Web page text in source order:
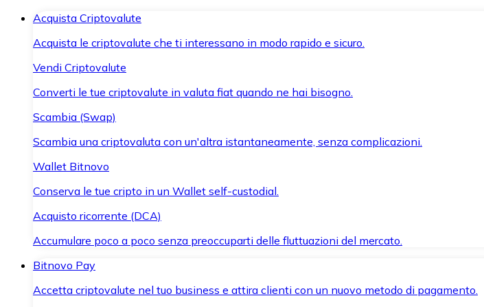
Acquista Criptovalute
Acquista le criptovalute che ti interessano in modo rapido e sicuro.
Vendi Criptovalute
Converti le tue criptovalute in valuta fiat quando ne hai bisogno.
Scambia (Swap)
Scambia una criptovaluta con un'altra istantaneamente, senza complicazioni.
Wallet Bitnovo
Conserva le tue cripto in un Wallet self-custodial.
Acquisto ricorrente (DCA)
Accumulare poco a poco senza preoccuparti delle fluttuazioni del mercato.
Bitnovo Pay
Accetta criptovalute nel tuo business e attira clienti con un nuovo metodo di pagamento.